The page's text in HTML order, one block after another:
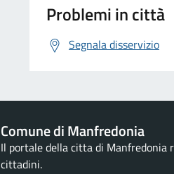
Problemi in città
Segnala disservizio
Comune di Manfredonia
Il portale della citta di Manfredonia
cittadini.